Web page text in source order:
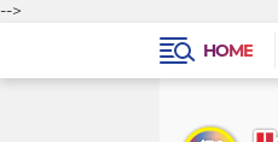
-->
HOME